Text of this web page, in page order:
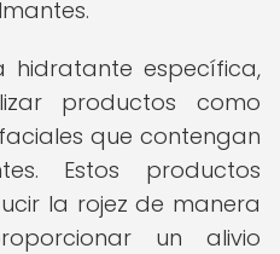
específica,
productos como
que contengan
Estos productos
la rojez de manera
un alivio